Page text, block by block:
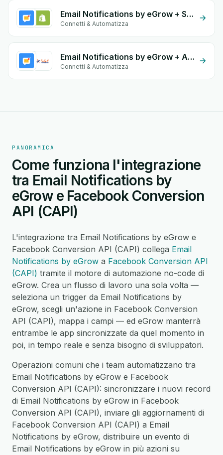
Email Notifications by eGrow + Shopify
Connetti & Automatizza
Email Notifications by eGrow + Amana
Connetti & Automatizza
PANORAMICA
Come funziona l'integrazione
tra Email Notifications by
eGrow e Facebook Conversion
API (CAPI)
L'integrazione tra Email Notifications by eGrow e
Facebook Conversion API (CAPI) collega Email
Notifications by eGrow a Facebook Conversion API
(CAPI) tramite il motore di automazione no-code di
eGrow. Crea un flusso di lavoro una sola volta —
seleziona un trigger da Email Notifications by
eGrow, scegli un'azione in Facebook Conversion
API (CAPI), mappa i campi — ed eGrow manterrà
entrambe le app sincronizzate da quel momento in
poi, in tempo reale e senza bisogno di sviluppatori.
Operazioni comuni che i team automatizzano tra
Email Notifications by eGrow e Facebook
Conversion API (CAPI): sincronizzare i nuovi record
di Email Notifications by eGrow in Facebook
Conversion API (CAPI), inviare gli aggiornamenti di
Facebook Conversion API (CAPI) a Email
Notifications by eGrow, distribuire un evento di
Email Notifications by eGrow in più azioni su